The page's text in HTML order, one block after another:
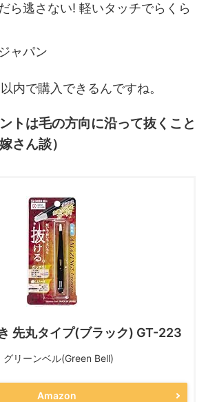
ら逃さない! 軽いタッチでらくら
ャパン
内で購入できるんですね。
トは毛の方向に沿って抜くこと
さん談）
先丸タイプ(ブラック) GT-223
グリーンベル(Green Bell)
Amazon